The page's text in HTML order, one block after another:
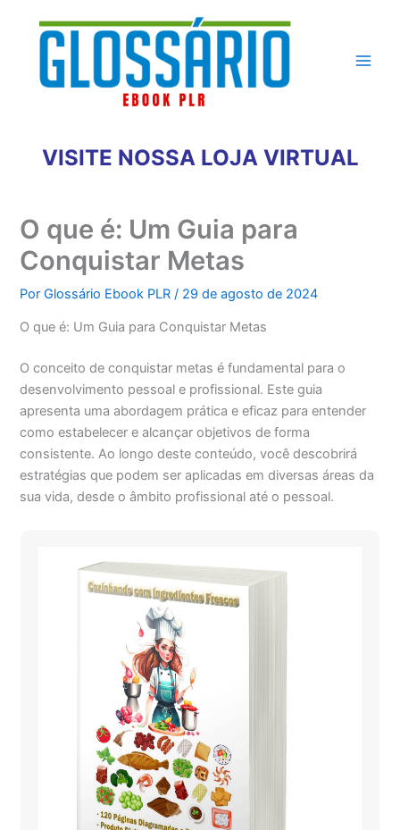
conteúdo
VISITE NOSSA LOJA VIRTUAL
O que é: Um Guia para
Conquistar Metas
PorGlossário Ebook PLR/ 29 de agosto de 2024
O que é: Um Guia para Conquistar Metas
O conceito de conquistar metas é fundamental para o
desenvolvimento pessoal e profissional. Este guia
apresenta uma abordagem prática e eficaz para entender
como estabelecer e alcançar objetivos de forma
consistente. Ao longo deste conteúdo, você descobrirá
estratégias que podem ser aplicadas em diversas áreas da
sua vida, desde o âmbito profissional até o pessoal.